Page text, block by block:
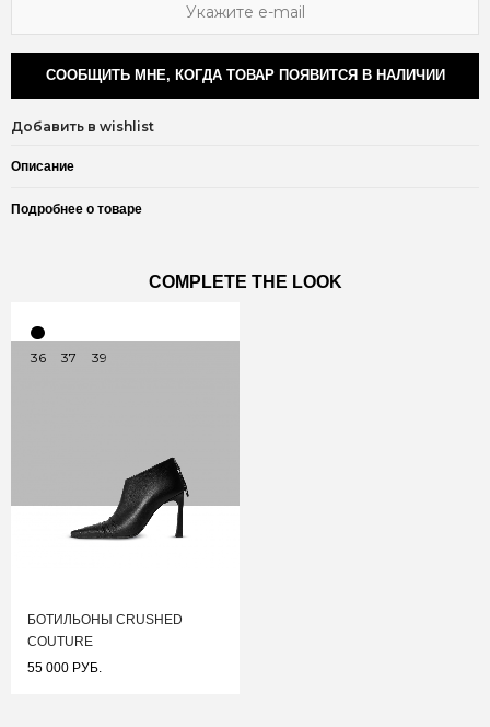
СООБЩИТЬ МНЕ, КОГДА ТОВАР ПОЯВИТСЯ В НАЛИЧИИ
Добавить в wishlist
Описание
Подробнее о товаре
COMPLETE THE LOOK
36 37 39
БОТИЛЬОНЫ CRUSHED
COUTURE
55 000 РУБ.